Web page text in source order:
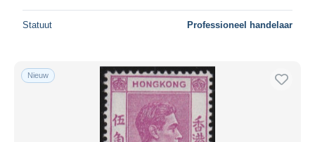
Statuut Professioneel handelaar
Nieuw